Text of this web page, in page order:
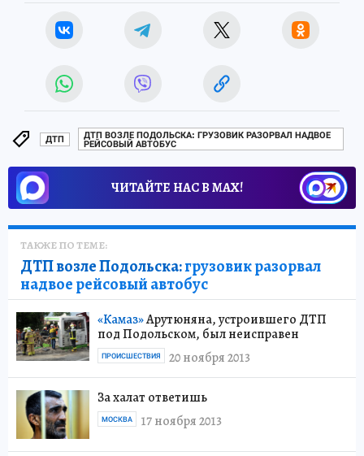
ДТП
ДТП ВОЗЛЕ ПОДОЛЬСКА: ГРУЗОВИК РАЗОРВАЛ НАДВОЕ
РЕЙСОВЫЙ АВТОБУС
ЧИТАЙТЕ НАС В МАХ!
ТАКЖЕ ПО ТЕМЕ:
ДТП возле Подольска:грузовик разорвал
надвое рейсовый автобус
«Камаз»Арутюняна, устроившего ДТП
под Подольском, был неисправен
20 ноября 2013
ПРОИСШЕСТВИЯ
За халат ответишь
17 ноября 2013
МОСКВА